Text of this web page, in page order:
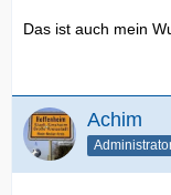
Das ist auch mein
Achim